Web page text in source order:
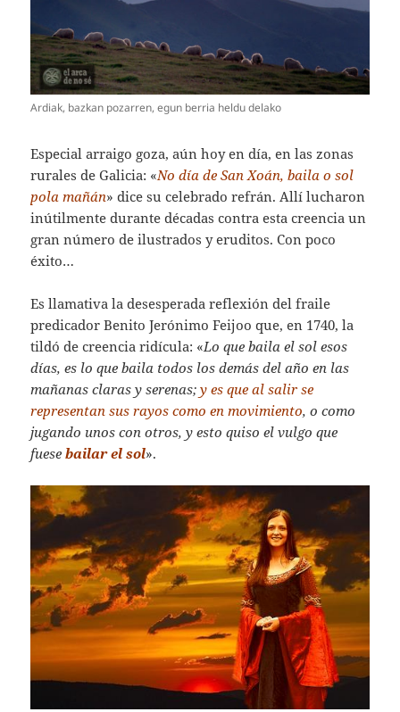
Ardiak, bazkan pozarren, egun berria heldu delako
Especial arraigo goza, aún hoy en día, en las zonas
rurales de Galicia: «No día de San Xoán, baila o sol
pola mañán» dice su celebrado refrán. Allí lucharon
inútilmente durante décadas contra esta creencia un
gran número de ilustrados y eruditos. Con poco
éxito…
Es llamativa la desesperada reflexión del fraile
predicador Benito Jerónimo Feijoo que, en 1740, la
tildó de creencia ridícula: «Lo que baila el sol esos
días, es lo que baila todos los demás del año en las
mañanas claras y serenas;y es que al salir se
representan sus rayos como en movimiento, o como
jugando unos con otros, y esto quiso el vulgo que
fuesebailar el sol».